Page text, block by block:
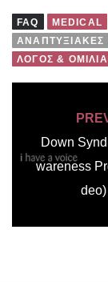
FAQ MEDICAL
ΑΝΑΠΤΥΞΙΑΚΈΣ
ΛΌΓΟΣ & ΟΜΙΛΊΑ
Down
wareness
deo)